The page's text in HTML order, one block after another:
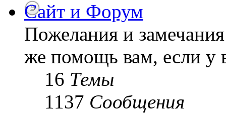
Сайт и Форум
Пожелания и
же помощь вам, если у
16 Темы
1137 Сообщения